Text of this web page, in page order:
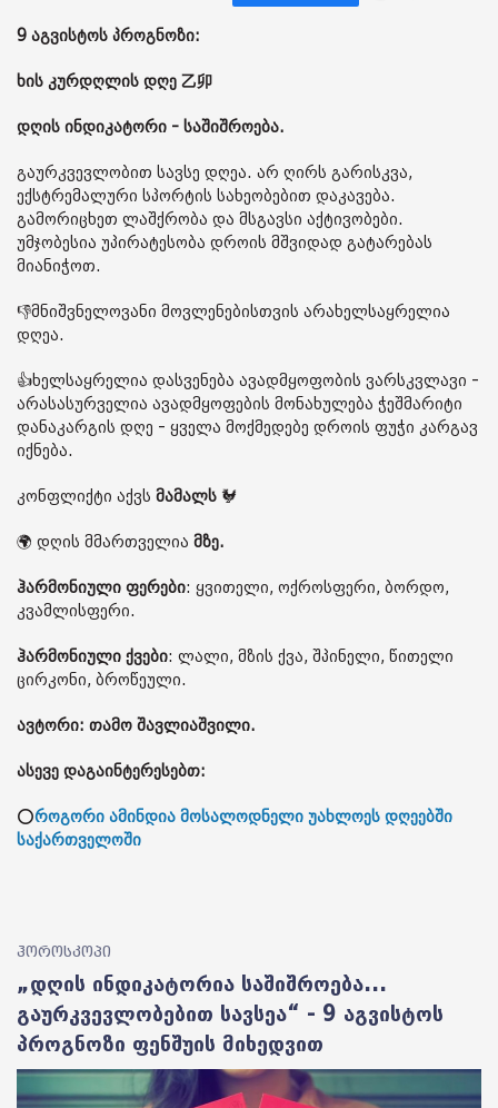
9 აგვისტოს პროგნოზი:
ხის კურდღლის დღე 乙卯
დღის ინდიკატორი - საშიშროება.
გაურკვევლობით სავსე დღეა. არ ღირს გარისკვა,
ექსტრემალური სპორტის სახეობებით დაკავება.
გამორიცხეთ ლაშქრობა და მსგავსი აქტივობები.
უმჯობესია უპირატესობა დროის მშვიდად გატარებას
მიანიჭოთ.
👎მნიშვნელოვანი მოვლენებისთვის არახელსაყრელია
დღეა.
👍ხელსაყრელია დასვენება ავადმყოფობის ვარსკვლავი -
არასასურველია ავადმყოფების მონახულება ჭეშმარიტი
დანაკარგის დღე - ყველა მოქმედებე დროის ფუჭი კარგავ
იქნება.
კონფლიქტი აქვს მამალს 🐓
🌍 დღის მმართველია მზე.
ჰარმონიული ფერები: ყვითელი, ოქროსფერი, ბორდო,
კვამლისფერი.
ჰარმონიული ქვები: ლალი, მზის ქვა, შპინელი, წითელი
ცირკონი, ბროწეული.
ავტორი: თამო შავლიაშვილი.
ასევე დაგაინტერესებთ:
⭕როგორი ამინდია მოსალოდნელი უახლოეს დღეებში
საქართველოში
ჰოროსკოპი
„დღის ინდიკატორია საშიშროება...
გაურკვევლობებით სავსეა“ - 9 აგვისტოს
პროგნოზი ფენშუის მიხედვით